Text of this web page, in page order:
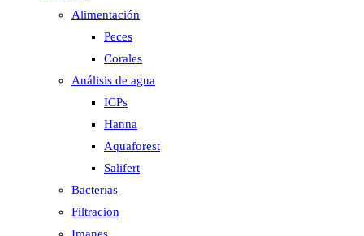
Alimentación
Peces
Corales
Análisis de agua
ICPs
Hanna
Aquaforest
Salifert
Bacterias
Filtracion